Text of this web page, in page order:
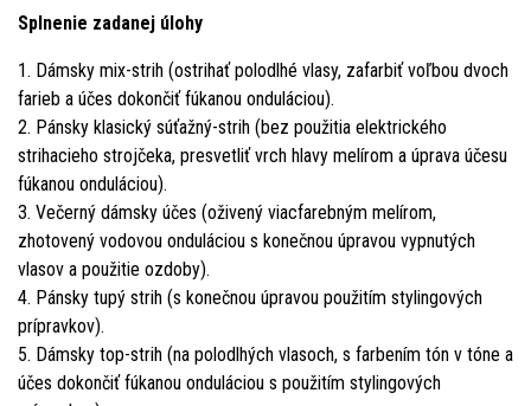
Splnenie zadanej úlohy
1. Dámsky mix-strih (ostrihať polodlhé vlasy, zafarbiť voľbou dvoch
farieb a účes dokončiť fúkanou onduláciou).
2. Pánsky klasický súťažný-strih (bez použitia elektrického
strihacieho strojčeka, presvetliť vrch hlavy melírom a úprava účesu
fúkanou onduláciou).
3. Večerný dámsky účes (oživený viacfarebným melírom,
zhotovený vodovou onduláciou s konečnou úpravou vypnutých
vlasov a použitie ozdoby).
4. Pánsky tupý strih (s konečnou úpravou použitím stylingových
prípravkov).
5. Dámsky top-strih (na polodlhých vlasoch, s farbením tón v tóne a
účes dokončiť fúkanou onduláciou s použitím stylingových